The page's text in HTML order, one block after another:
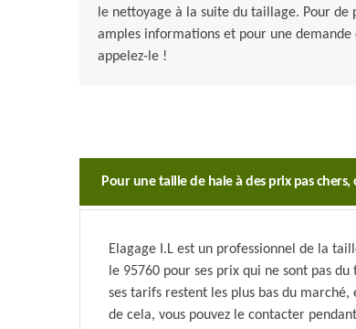
le nettoyage à la suite du taillage. Pour de
amples informations et pour une demande
appelez-le !
Pour une taille de haie à des prix pas chers,
Elagage I.L est un professionnel de la
le 95760 pour ses prix qui ne sont pas
ses tarifs restent les plus bas du
de cela, vous pouvez le contacter